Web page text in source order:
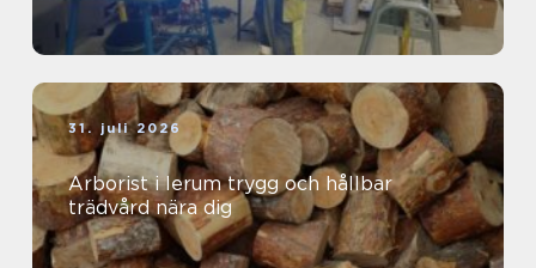
31. juli 2026
Arborist i lerum trygg och hållbar
trädvård nära dig